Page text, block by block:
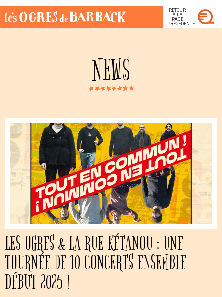
RETOUR
À LA
PAGE
PRÉCÉDENTE
NEWS
LES OGRES & LA RUE KÉTANOU : UNE
TOURNÉE DE 10 CONCERTS ENSEMBLE
DÉBUT 2025 !